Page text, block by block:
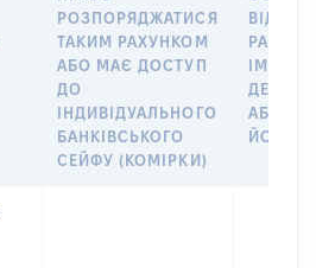
РОЗПОРЯДЖАТИСЯ
ТАКИМ РАХУНКОМ
АБО МАЄ ДОСТУП
ДО
ІНДИВІДУАЛЬНОГО
БАНКІВСЬКОГО
СЕЙФУ (КОМІРКИ)
ІМ’Я
АБО
ЙОГО